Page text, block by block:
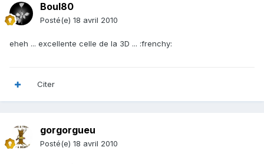
Boul80
Posté(e) 18 avril 2010
eheh ... excellente celle de la 3D ... :frenchy:
Citer
gorgorgueu
Posté(e) 18 avril 2010